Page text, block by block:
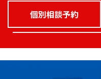
個別相談予約